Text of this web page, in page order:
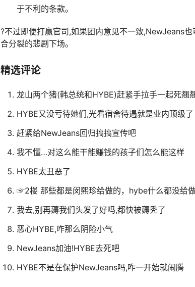
于不利的条款。
?不过即便打赢官司,如果团内意见不一致,NewJeans
合分裂的悲剧下场。
精选评论
龙山两个猪(韩总统和HYBE)赶紧手拉手一起死翘
HYBE又没亏待她们,光看宿舍待遇就是业内顶级了
赶紧给NewJeans回归搞搞宣传吧
我不懂…对这么能干能赚钱的孩子们怎么能这样
HYBE太丑恶了
☞2楼 那些都是闵熙珍给做的，hybe什么都没给
我去,别再薅我们头发了好吗,都快被薅秃了
恶心HYBE,咋那么阴险小气
NewJeans加油!HYBE去死吧
HYBE不是在保护NewJeans吗,咋一开始就闹腾